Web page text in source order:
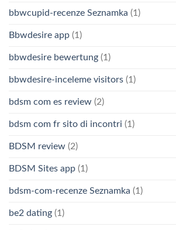
bbwcupid-recenze Seznamka (1)
Bbwdesire app (1)
bbwdesire bewertung (1)
bbwdesire-inceleme visitors (1)
bdsm com es review (2)
bdsm com fr sito di incontri (1)
BDSM review (2)
BDSM Sites app (1)
bdsm-com-recenze Seznamka (1)
be2 dating (1)